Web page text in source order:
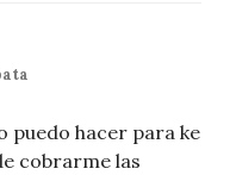
puedo hacer para ke
cobrarme las